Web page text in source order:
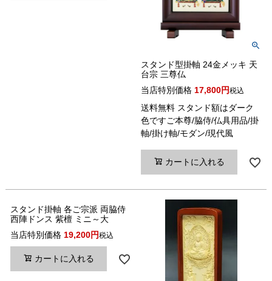
スタンド型掛軸 24金メッキ 天
台宗 三尊仏
当店特別価格 17,800 税込
送料無料 スタンド額はダーク
色ですご本尊/脇侍/仏具用品/掛
軸/掛け軸/モダン/現代風
カートに入れる
スタンド掛軸 各ご宗派 両脇侍
西陣ドンス 紫檀 ミニ～大
当店特別価格 19,200 税込
カートに入れる